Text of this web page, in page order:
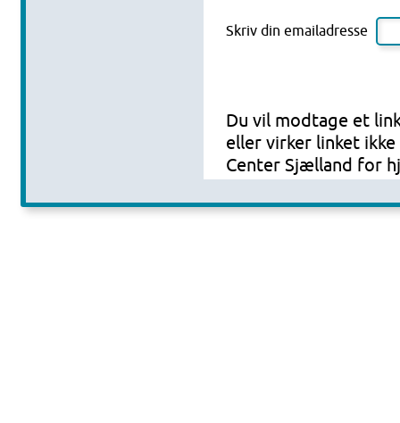
Skriv din emailadresse
Du vil modtage et
eller virker linket
Center Sjælland for